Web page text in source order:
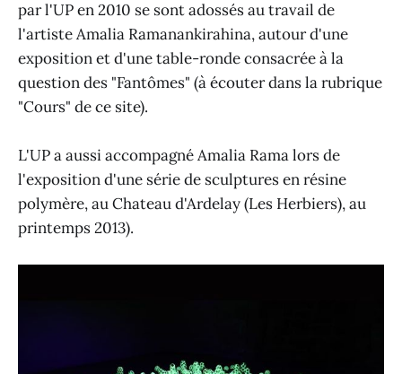
par l'UP en 2010 se sont adossés au travail de
l'artiste Amalia Ramanankirahina, autour d'une
exposition et d'une table-ronde consacrée à la
question des "Fantômes" (à écouter dans la rubrique
"Cours" de ce site).
L'UP a aussi accompagné Amalia Rama lors de
l'exposition d'une série de sculptures en résine
polymère, au Chateau d'Ardelay (Les Herbiers), au
printemps 2013).